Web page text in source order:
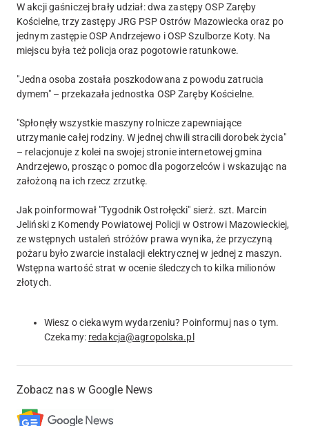
W akcji gaśniczej brały udział: dwa zastępy OSP Zaręby
Kościelne, trzy zastępy JRG PSP Ostrów Mazowiecka oraz po
jednym zastępie OSP Andrzejewo i OSP Szulborze Koty. Na
miejscu była też policja oraz pogotowie ratunkowe.
"Jedna osoba została poszkodowana z powodu zatrucia
dymem" – przekazała jednostka OSP Zaręby Kościelne.
"Spłonęły wszystkie maszyny rolnicze zapewniające
utrzymanie całej rodziny. W jednej chwili stracili dorobek życia"
– relacjonuje z kolei na swojej stronie internetowej gmina
Andrzejewo, prosząc o pomoc dla pogorzelców i wskazując na
założoną na ich rzecz zrzutkę.
Jak poinformował "Tygodnik Ostrołęcki" sierż. szt. Marcin
Jeliński z Komendy Powiatowej Policji w Ostrowi Mazowieckiej,
ze wstępnych ustaleń stróżów prawa wynika, że przyczyną
pożaru było zwarcie instalacji elektrycznej w jednej z maszyn.
Wstępna wartość strat w ocenie śledczych to kilka milionów
złotych.
Wiesz o ciekawym wydarzeniu? Poinformuj nas o tym.
Czekamy: redakcja@agropolska.pl
Zobacz nas w Google News